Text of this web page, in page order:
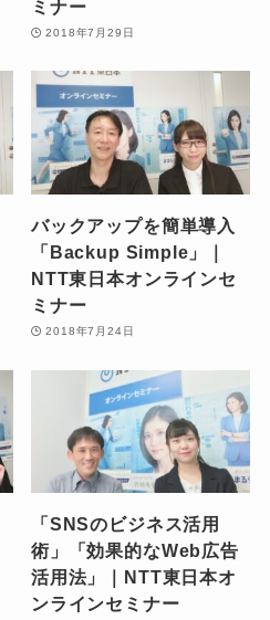
ミナー
2018年7月29日
バックアップを簡単導入
「Backup Simple」｜
NTT東日本オンラインセ
ミナー
2018年7月24日
「SNSのビジネス活用
術」「効果的なWeb広告
活用法」｜NTT東日本オ
ンラインセミナー